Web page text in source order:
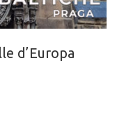
d’Europa